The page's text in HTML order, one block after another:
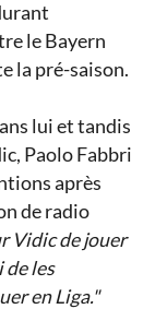
le Bayern
la pré-saison.
lui et tandis
Paolo Fabbri
après
de radio
Vidic de jouer
de les
en Liga."